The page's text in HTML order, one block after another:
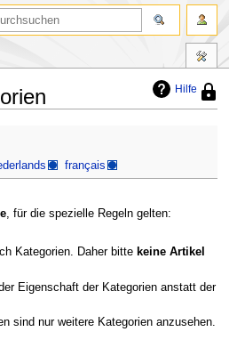
Hilfe Diese
Seite
français
, für die spezielle Regeln gelten:
Kategorien. Daher bitte keine Artikel
Eigenschaft der Kategorien anstatt der
sind nur weitere Kategorien anzusehen.